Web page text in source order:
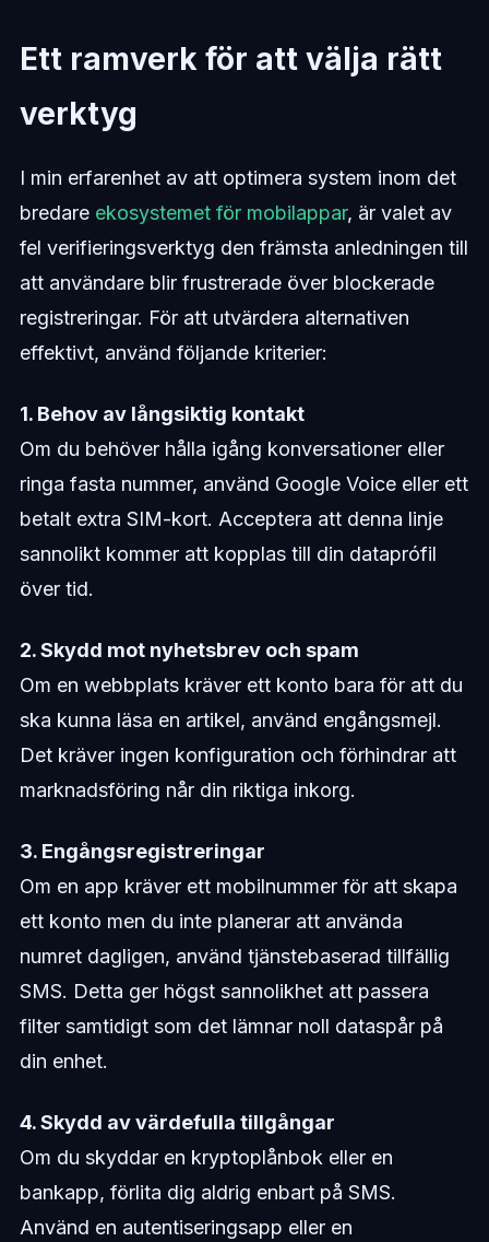
Ett ramverk för att välja rätt
verktyg
I min erfarenhet av att optimera system inom det
bredare ekosystemet för mobilappar, är valet av
fel verifieringsverktyg den främsta anledningen till
att användare blir frustrerade över blockerade
registreringar. För att utvärdera alternativen
effektivt, använd följande kriterier:
1. Behov av långsiktig kontakt
Om du behöver hålla igång konversationer eller
ringa fasta nummer, använd Google Voice eller ett
betalt extra SIM-kort. Acceptera att denna linje
sannolikt kommer att kopplas till din dataprófil
över tid.
2. Skydd mot nyhetsbrev och spam
Om en webbplats kräver ett konto bara för att du
ska kunna läsa en artikel, använd engångsmejl.
Det kräver ingen konfiguration och förhindrar att
marknadsföring når din riktiga inkorg.
3. Engångsregistreringar
Om en app kräver ett mobilnummer för att skapa
ett konto men du inte planerar att använda
numret dagligen, använd tjänstebaserad tillfällig
SMS. Detta ger högst sannolikhet att passera
filter samtidigt som det lämnar noll dataspår på
din enhet.
4. Skydd av värdefulla tillgångar
Om du skyddar en kryptoplånbok eller en
bankapp, förlita dig aldrig enbart på SMS.
Använd en autentiseringsapp eller en